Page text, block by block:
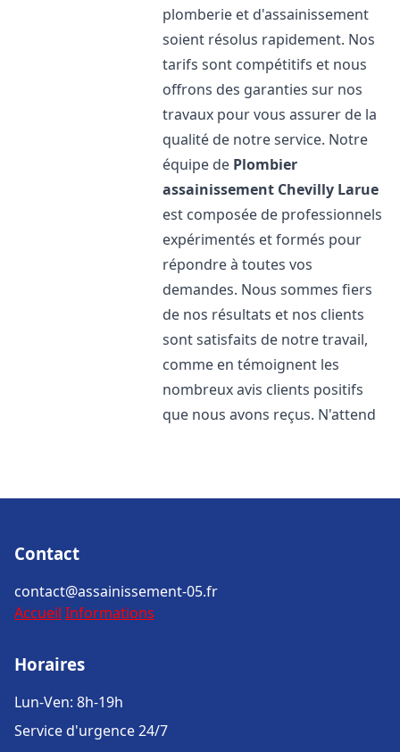
plomberie et d'assainissement
soient résolus rapidement. Nos
tarifs sont compétitifs et nous
offrons des garanties sur nos
travaux pour vous assurer de la
qualité de notre service. Notre
équipe de Plombier
assainissement Chevilly Larue
est composée de professionnels
expérimentés et formés pour
répondre à toutes vos
demandes. Nous sommes fiers
de nos résultats et nos clients
sont satisfaits de notre travail,
comme en témoignent les
nombreux avis clients positifs
que nous avons reçus. N'attend
Contact
contact@assainissement-05.fr
Accueil Informations
Horaires
Lun-Ven: 8h-19h
Service d'urgence 24/7